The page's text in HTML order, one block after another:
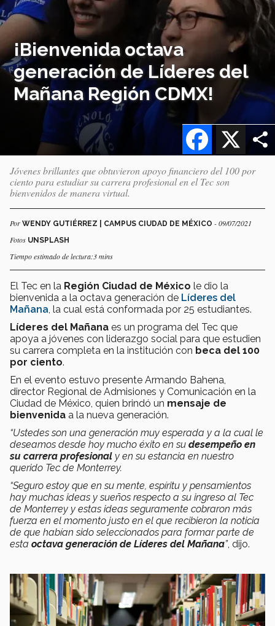
¡Bienvenida octava
generación de Líderes del
Mañana Región CDMX!
X
Facebook
Jóvenes brillantes que obtuvieron apoyo financiero del 100 por
ciento para estudiar su carrera profesional en el Tec son
bienvenidos de manera virtual.
Por WENDY GUTIÉRREZ | CAMPUS CIUDAD DE MÉXICO - 09/07/2021
Fotos UNSPLASH
Tiempo estimado de lectura:3 mins
El Tec en la Región Ciudad de México le dio la
bienvenida a la octava generación de Líderes del
Mañana , la cual está conformada por 25 estudiantes.
Líderes del Mañana es un programa del Tec que
apoya a jóvenes con liderazgo social para que estudien
su carrera completa en la institución con beca del 100
por ciento.
En el evento estuvo presente Armando Bahena,
director Regional de Admisiones y Comunicación en la
Ciudad de México, quien brindó un mensaje de
bienvenida a la nueva generación.
“Ustedes son una generación muy esperada y a la cual le
deseamos desde hoy mucho éxito en su desempeño en
su carrera profesional y en su estancia en nuestro
querido Tec de Monterrey.
“Seguro estoy que en su mente, espíritu y pensamientos
hay muchas ideas y sueños respecto a su ingreso al Tec
de Monterrey y estas ideas seguramente cobraron más
fuerza en el momento justo en el que recibieron la noticia
de que habían sido seleccionados para formar parte de
esta octava generación de Líderes del Mañana”, dijo.